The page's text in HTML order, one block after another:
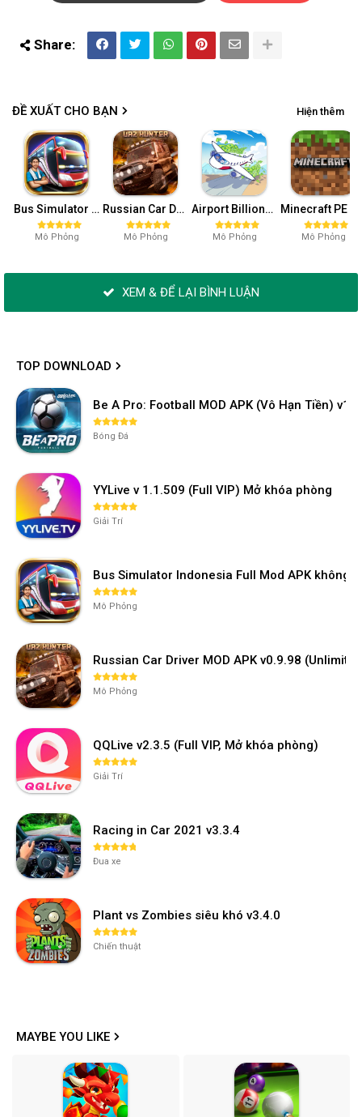
ĐỀ XUẤT CHO BẠN Hiện thêm
Bus Simulator Indonesia Full Mod APK không OBB (NO OBB) v4.2
Mô Phỏng
Russian Car Driver MOD APK v0.9.98 (Unlimited Money) UAZ HUNTER
Mô Phỏng
Airport BillionAir Idle Tycoon MOD APK (Nâng Cấp) 1.17.0
Mô Phỏng Mô Phỏng
XEM & ĐỂ LẠI BÌNH LUẬN
TOP DOWNLOAD
Be A Pro: Football MOD APK (Vô Hạn Tiền)
Bóng Đá
YYLive v 1.1.509 (Full VIP) Mở khóa phòng
Giải Trí
Bus Simulator Indonesia Full Mod APK không
Mô Phỏng
Russian Car Driver MOD APK v0.9.98
Mô Phỏng
QQLive v2.3.5 (Full VIP, Mở khóa phòng)
Giải Trí
Racing in Car 2021 v3.3.4
Đua xe
Plant vs Zombies siêu khó v3.4.0
Chiến thuật
MAYBE YOU LIKE